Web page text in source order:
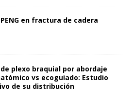
en fractura de cadera
plexo braquial por abordaje
vs ecoguiado: Estudio
de su distribución